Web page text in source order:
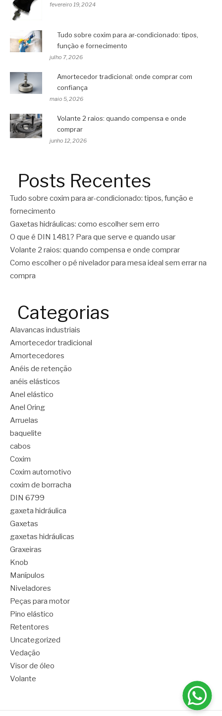
fevereiro 19, 2024
Tudo sobre coxim para ar-condicionado: tipos,
função e fornecimento
julho 7, 2026
Amortecedor tradicional: onde comprar com
confiança
maio 5, 2026
Volante 2 raios: quando compensa e onde
comprar
junho 12, 2026
Posts Recentes
Tudo sobre coxim para ar-condicionado: tipos, função e
fornecimento
Gaxetas hidráulicas: como escolher sem erro
O que é DIN 1481? Para que serve e quando usar
Volante 2 raios: quando compensa e onde comprar
Como escolher o pé nivelador para mesa ideal sem errar na
compra
Categorias
Alavancas industriais
Amortecedor tradicional
Amortecedores
Anéis de retenção
anéis elásticos
Anel elástico
Anel Oring
Arruelas
baquelite
cabos
Coxim
Coxim automotivo
coxim de borracha
DIN 6799
gaxeta hidráulica
Gaxetas
gaxetas hidráulicas
Graxeiras
Knob
Manípulos
Niveladores
Peças para motor
Pino elástico
Retentores
Uncategorized
Vedação
Visor de óleo
Volante